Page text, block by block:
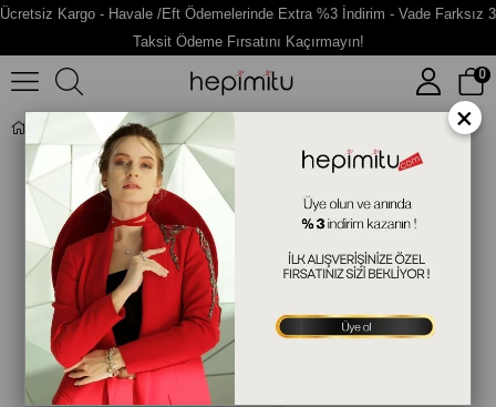
Ücretsiz Kargo - Havale /Eft Ödemelerinde Extra %3 İndirim - Vade Farksız 3
Taksit Ödeme Fırsatını Kaçırmayın!
0
Yay Burcu Gümüş Kolye ×